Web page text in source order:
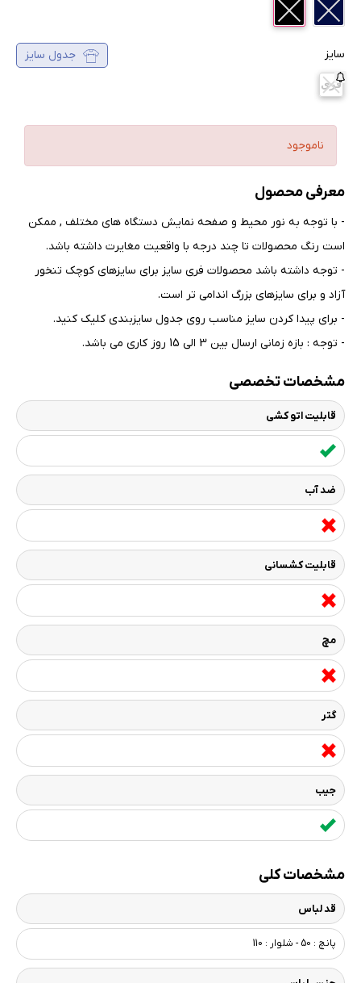
سایز جدول سایز
فری
ناموجود
معرفی محصول
- با توجه به نور محیط و صفحه نمایش دستگاه های مختلف , ممکن
است رنگ محصولات تا چند درجه با واقعیت مغایرت داشته باشد.
- توجه داشته باشد محصولات فری سایز برای سایزهای کوچک تنخور
آزاد و برای سایزهای بزرگ اندامی تر است.
- برای پیدا کردن سایز مناسب روی جدول سایزبندی کلیک کنید.
- توجه : بازه زمانی ارسال بین 3 الی 15 روز کاری می باشد.
مشخصات تخصصی
قابلیت اتو کشی
ضد آب
قابلیت کشسانی
مچ
گتر
جیب
مشخصات کلی
قد لباس
پانچ : 50 - شلوار : 110